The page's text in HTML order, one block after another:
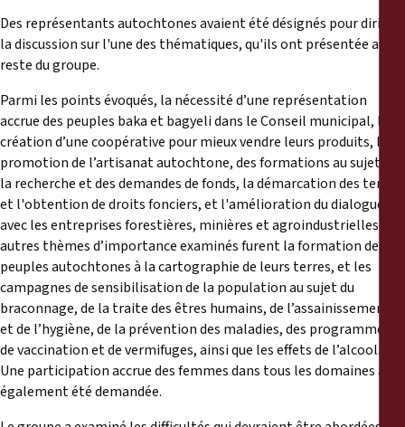
Des représentants autochtones avaient été désignés pour diriger
la discussion sur l'une des thématiques, qu'ils ont présentée au
reste du groupe.
Parmi les points évoqués, la nécessité d’une représentation
accrue des peuples baka et bagyeli dans le Conseil municipal, la
création d’une coopérative pour mieux vendre leurs produits, la
promotion de l’artisanat autochtone, des formations au sujet de
la recherche et des demandes de fonds, la démarcation des terres
et l'obtention de droits fonciers, et l'amélioration du dialogue
avec les entreprises forestières, minières et agroindustrielles. Les
autres thèmes d’importance examinés furent la formation des
peuples autochtones à la cartographie de leurs terres, et les
campagnes de sensibilisation de la population au sujet du
braconnage, de la traite des êtres humains, de l’assainissement
et de l’hygiène, de la prévention des maladies, des programmes
de vaccination et de vermifuges, ainsi que les effets de l’alcool.
Une participation accrue des femmes dans tous les domaines a
également été demandée.